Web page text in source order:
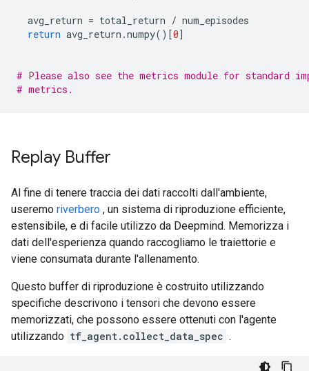
avg_return = total_return / num_episodes
return avg_return .numpy()[0]
# Please also see the metrics module for standard
# metrics.
Replay Buffer
Al fine di tenere traccia dei dati raccolti dall'ambiente,
useremo riverbero , un sistema di riproduzione efficiente,
estensibile, e di facile utilizzo da Deepmind. Memorizza i
dati dell'esperienza quando raccogliamo le traiettorie e
viene consumata durante l'allenamento.
Questo buffer di riproduzione è costruito utilizzando
specifiche descrivono i tensori che devono essere
memorizzati, che possono essere ottenuti con l'agente
utilizzando tf_agent.collect_data_spec .